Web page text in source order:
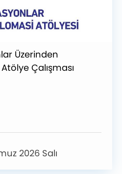
Üzerinden
Çalışması
2026 Salı